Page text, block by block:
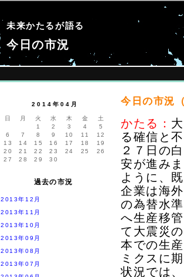
未来かたるが語る
今日の市況
今日の市況
かたる：
る確信と
２７日の
安が進み
ように、
企業は海
の為替水
へ生産移
て大震災
本での生
ミクスに
状況では
2014年04月
日 月 火 水 木 金
土
1
2 3 4
5
6
7 8 9 10 11
12
13
14 15 16 17 18
19
20
21 22 23 24 25
26
27
28 29 30
過去の市況
2013年12月
2013年11月
2013年10月
2013年09月
2013年08月
2013年07月